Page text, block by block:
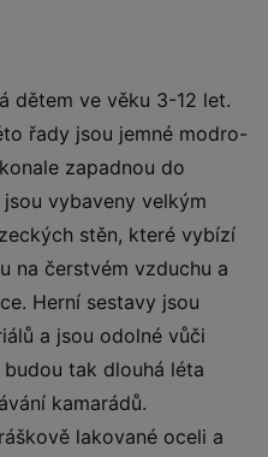
dětem ve věku 3-12 let.
řady jsou jemné modro-
zapadnou do
vybaveny velkým
stěn, které vybízí
na čerstvém vzduchu a
Herní sestavy jsou
a jsou odolné vůči
tak dlouhá léta
kamarádů.
lakované oceli a